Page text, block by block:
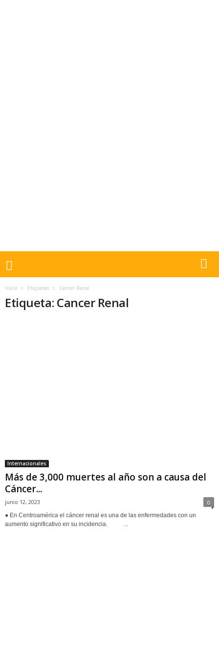
Inicio Etiquetas Cancer Renal
Etiqueta: Cancer Renal
Internacionales
Más de 3,000 muertes al año son a causa del
Cáncer...
junio 12, 2023 0
● En Centroamérica el cáncer renal es una de las enfermedades con un
aumento significativo en su incidencia. ...